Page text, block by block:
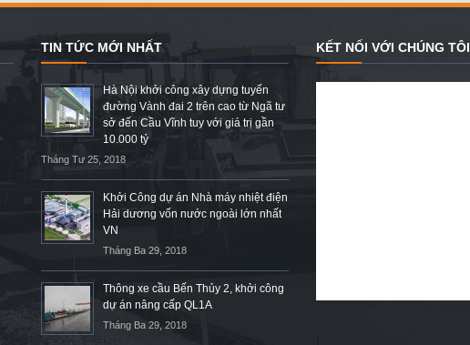
TIN TỨC MỚI NHẤT
Hà Nội khởi công xây dựng tuyến
đường Vành đai 2 trên cao từ Ngã tư
sở đến Cầu Vĩnh tuy với giá trị gần
10.000 tỷ
Tháng Tư 25, 2018
Khởi Công dự án Nhà máy nhiệt điện
Hải dương vốn nước ngoài lớn nhất
VN
Tháng Ba 29, 2018
Thông xe cầu Bến Thủy 2, khởi công
dự án nâng cấp QL1A
Tháng Ba 29, 2018
KẾT NỐI VỚI CHÚNG TÔI